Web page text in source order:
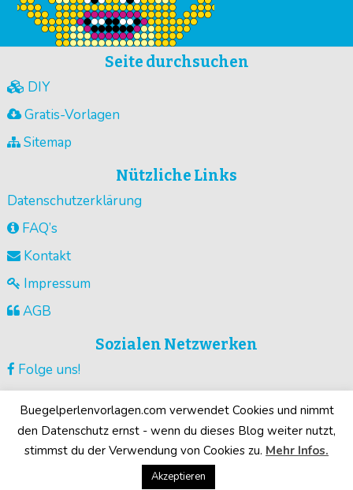
Seite durchsuchen
DIY
Gratis-Vorlagen
Sitemap
Nützliche Links
Datenschutzerklärung
FAQ’s
Kontakt
Impressum
AGB
Sozialen Netzwerken
Folge uns!
Guck unsere Videos !
Deine Motive!
Buegelperlenvorlagen.com verwendet Cookies und nimmt
den Datenschutz ernst - wenn du dieses Blog weiter nutzt,
stimmst du der Verwendung von Cookies zu. Mehr Infos.
Akzeptieren